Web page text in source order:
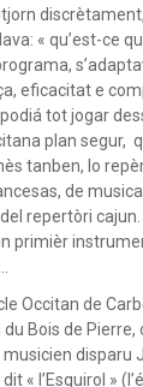
« qu’est-ce
eficacitat e
tot jogar
plan segur,
tanben, lo
de
repertòri
primièr
Occitan de
Bois de Pierre,
disparu
« l’Esquirol »